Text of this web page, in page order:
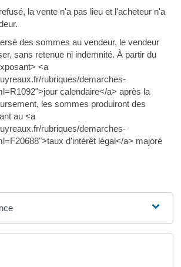
la vente n'a pas lieu et l'acheteur n'a
des sommes au vendeur, le vendeur
sans retenue ni indemnité. À partir du
<a
rubriques/demarches-
calendaire</a> après la
les sommes produiront des
au <a
rubriques/demarches-
d'intérêt légal</a> majoré